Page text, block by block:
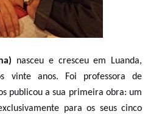
nasceu e cresceu em Luanda,
vinte anos. Foi professora de
publicou a sua primeira obra: um
para os seus cinco